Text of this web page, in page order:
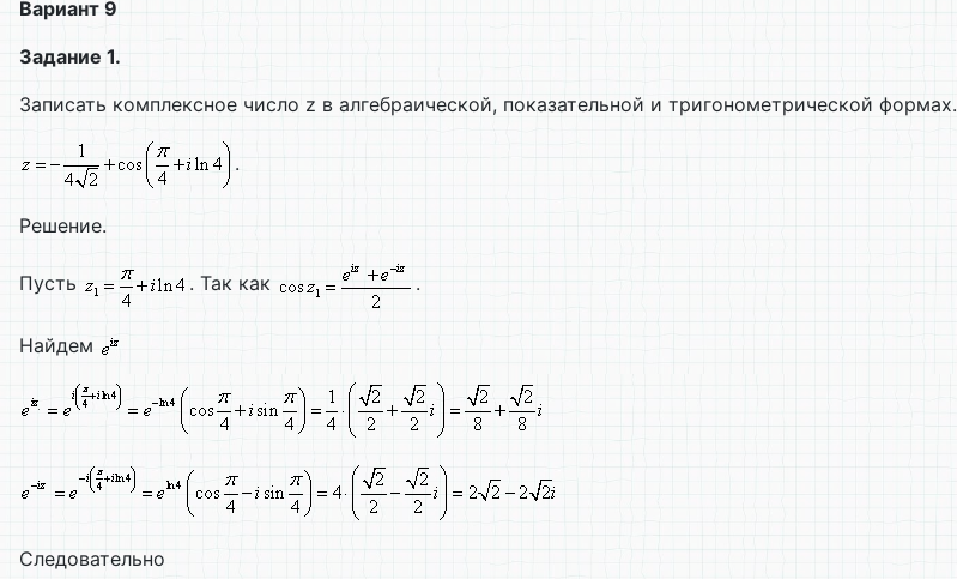
Вариант 9
Задание 1.
Записать комплексное число z в алгебраической, показательной и тригонометрической формах.
.
Решение.
Пусть . Так как .
Найдем
Следовательно